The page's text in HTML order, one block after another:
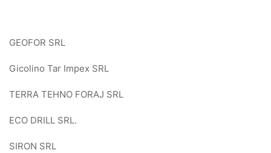
GEOFOR SRL
Gicolino Tar Impex SRL
TERRA TEHNO FORAJ SRL
ECO DRILL SRL.
SIRON SRL